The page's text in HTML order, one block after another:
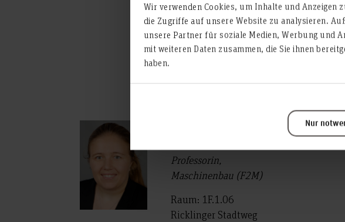
Wir verwenden Cookies, um Inhalte und
die Zugriffe auf unsere Website zu analysieren.
unsere Partner für soziale Medien, Werbung und
mit weiteren Daten zusammen, die Sie ihnen
haben.
Nur
ist. Gerade in der Abwasserwirtschaft, die
anwendungsnahe Forschung und gezielter
nachhaltigen Lösungen.
Professorin,
Maschinenbau (F2M)
Raum: 1F.1.06
Ricklinger Stadtweg